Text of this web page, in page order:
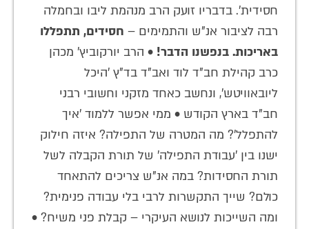
חסידית'. בדבריו זועק הרב מנהמת ליבו ובחמלה
רבה לציבור אנ"ש והתמימים – חסידים, תתפללו
באריכות. בנפשנו הדבר! • הרב יורקוביץ' מכהן
כרב קהילת חב"ד לוד ואב"ד בד"ץ 'היכל
ליובאוויטש', ונחשב כאחד מזקני וחשובי רבני
חב"ד בארץ הקודש • ממי אפשר ללמוד 'איך
להתפלל'? מה המטרה של התפילה? איזה חילוק
ישנו בין 'עבודת התפילה' של תורת הקבלה לשל
תורת החסידות? במה אנ"ש צריכים להתאחד
כולם? שייך התקשרות לרבי בלי עבודה פנימית?
ומה השייכות לנושא העיקרי – קבלת פני משיח? •